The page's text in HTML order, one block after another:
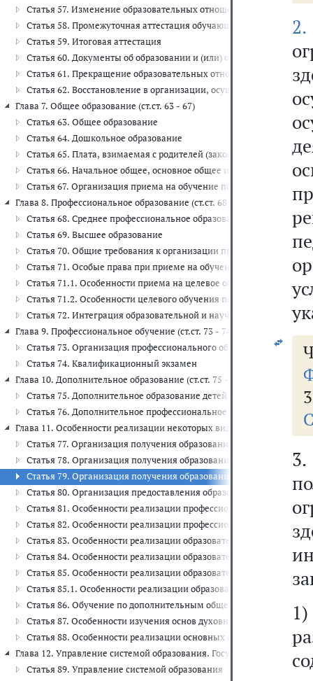
Статья 57. Изменение образовательных отношений
Статья 58. Промежуточная аттестация обучающихся
Статья 59. Итоговая аттестация
Статья 60. Документы об образовании и (или) о квалификации.
Статья 61. Прекращение образовательных отношений
Статья 62. Восстановление в организации, осуществляющей
Глава 7. Общее образование (ст.ст. 63 - 67)
Статья 63. Общее образование
Статья 64. Дошкольное образование
Статья 65. Плата, взимаемая с родителей (законных
Статья 66. Начальное общее, основное общее и среднее общее
Статья 67. Организация приема на обучение по основным
Глава 8. Профессиональное образование (ст.ст. 68 - 72)
Статья 68. Среднее профессиональное образование
Статья 69. Высшее образование
Статья 70. Общие требования к организации приема на
Статья 71. Особые права при приеме на обучение по
Статья 71.1. Особенности приема на целевое обучение по
Статья 71.2. Особенности целевого обучения по основным
Статья 72. Интеграция образовательной и научной (научно-
Глава 9. Профессиональное обучение (ст.ст. 73 - 74)
Статья 73. Организация профессионального обучения
Статья 74. Квалификационный экзамен
Глава 10. Дополнительное образование (ст.ст. 75 - 76)
Статья 75. Дополнительное образование детей и взрослых
Статья 76. Дополнительное профессиональное образование
Глава 11. Особенности реализации некоторых видов
Статья 77. Организация получения образования лицами,
Статья 78. Организация получения образования иностранными
Статья 79. Организация получения образования
Статья 80. Организация предоставления образования лицам,
Статья 81. Особенности реализации профессиональных
Статья 82. Особенности реализации профессиональных
Статья 83. Особенности реализации образовательных программ в
Статья 84. Особенности реализации образовательных программ
Статья 85. Особенности реализации образовательных программ
Статья 85.1. Особенности реализации образовательных
Статья 86. Обучение по дополнительным общеразвивающим
Статья 87. Особенности изучения основ духовно-нравственной
Статья 88. Особенности реализации основных
Глава 12. Управление системой образования. Государственная
Статья 89. Управление системой образования
2.